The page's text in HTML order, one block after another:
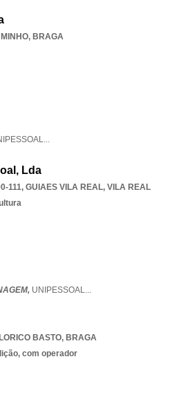
, BRAGA
...
Lda
111, GUIAES VILA REAL, VILA REAL
UNIPESSOAL...
BASTO, BRAGA
com operador